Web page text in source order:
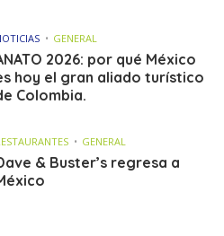
GENERAL
2026: por qué México
hoy el gran aliado turístico
Colombia.
GENERAL
& Buster’s regresa a